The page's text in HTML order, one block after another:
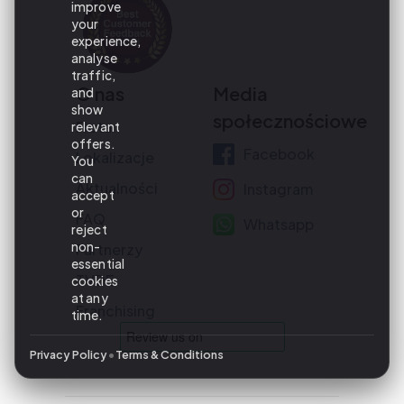
improve
your
experience,
analyse
traffic,
and
show
relevant
offers.
You
can
accept
or
reject
non-
essential
cookies
at any
time.
Privacy Policy•Terms & Conditions
O nas
Flota
Lokalizacje
Aktualności
FAQ
Partnerzy
TVDE
Franchising